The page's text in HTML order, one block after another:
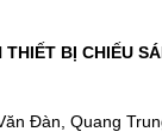
THIẾT BỊ CHIẾU
Đàn, Quang